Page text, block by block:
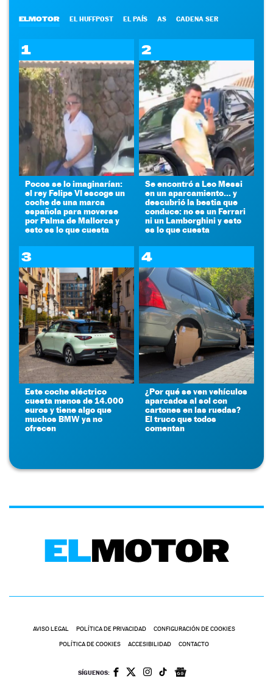
ELMOTOR EL HUFFPOST EL PAÍS AS CADENA SER
1
Pocos se lo imaginarían:
el rey Felipe VI escoge un
coche de una marca
española para moverse
por Palma de Mallorca y
esto es lo que cuesta
2
Se encontró a Leo Messi
en un aparcamiento... y
descubrió la bestia que
conduce: no es un Ferrari
ni un Lamborghini y esto
es lo que cuesta
3
Este coche eléctrico
cuesta menos de 14.000
euros y tiene algo que
muchos BMW ya no
ofrecen
4
¿Por qué se ven vehículos
aparcados al sol con
cartones en las ruedas?
El truco que todos
comentan
AVISO LEGAL POLÍTICA DE PRIVACIDAD CONFIGURACIÓN DE COOKIES
POLÍTICA DE COOKIES ACCESIBILIDAD CONTACTO
SÍGUENOS: